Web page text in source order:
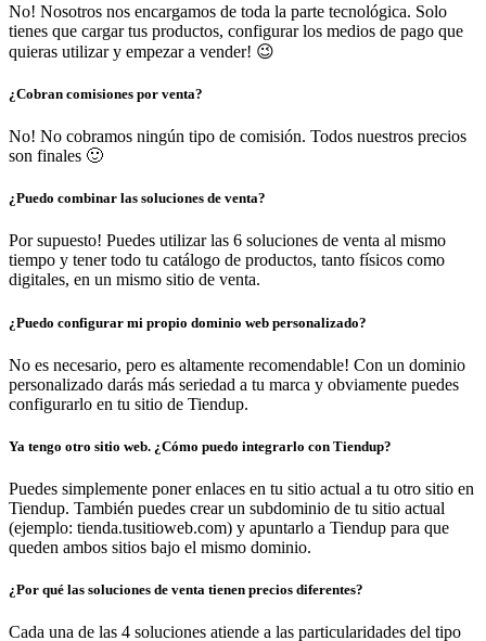
No! Nosotros nos encargamos de toda la parte tecnológica. Solo
tienes que cargar tus productos, configurar los medios de pago que
quieras utilizar y empezar a vender! 😉
¿Cobran comisiones por venta?
No! No cobramos ningún tipo de comisión. Todos nuestros precios
son finales 🙂
¿Puedo combinar las soluciones de venta?
Por supuesto! Puedes utilizar las 6 soluciones de venta al mismo
tiempo y tener todo tu catálogo de productos, tanto físicos como
digitales, en un mismo sitio de venta.
¿Puedo configurar mi propio dominio web personalizado?
No es necesario, pero es altamente recomendable! Con un dominio
personalizado darás más seriedad a tu marca y obviamente puedes
configurarlo en tu sitio de Tiendup.
Ya tengo otro sitio web. ¿Cómo puedo integrarlo con Tiendup?
Puedes simplemente poner enlaces en tu sitio actual a tu otro sitio en
Tiendup. También puedes crear un subdominio de tu sitio actual
(ejemplo: tienda.tusitioweb.com) y apuntarlo a Tiendup para que
queden ambos sitios bajo el mismo dominio.
¿Por qué las soluciones de venta tienen precios diferentes?
Cada una de las 4 soluciones atiende a las particularidades del tipo